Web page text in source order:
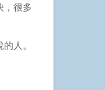
，很多
人。